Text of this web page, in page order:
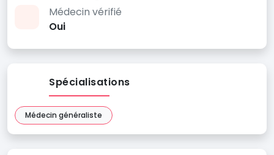
Médecin vérifié
Oui
Spécialisations
Médecin généraliste